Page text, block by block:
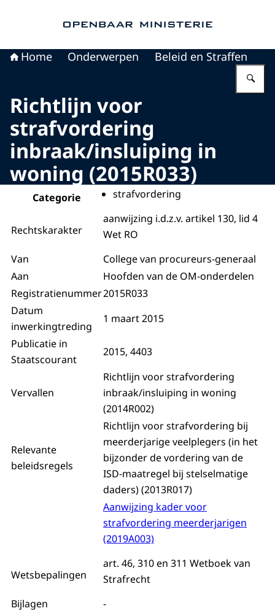
Home Onderwerpen Beleid en Straffen
Richtlijn voor
strafvordering
inbraak/insluiping in
woning (2015R033)
Categorie strafvordering
Rechtskarakter
aanwijzing i.d.z.v. artikel 130, lid 4
Wet RO
Van
College van procureurs-generaal
Aan
Hoofden van de OM-onderdelen
Registratienummer2015R033
Datum
inwerkingtreding
1 maart 2015
Publicatie in
Staatscourant
2015, 4403
Vervallen
Richtlijn voor strafvordering
inbraak/insluiping in woning
(2014R002)
Relevante
beleidsregels
Richtlijn voor strafvordering bij
meerderjarige veelplegers (in het
bijzonder de vordering van de
ISD-maatregel bij stelselmatige
daders) (2013R017)
Aanwijzing kader voor
strafvordering meerderjarigen
(2019A003)
Wetsbepalingen
art. 46, 310 en 311 Wetboek van
Strafrecht
Bijlagen
-